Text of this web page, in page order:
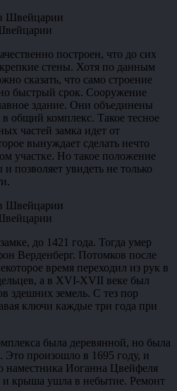
построен, что до сих
стены. Хотя по данным
сказать, что само строение
быстрый срок. Сооружение
здание. Они объединены
общий комплекс. Такое тесное
частей замка идет от
вынуждает сделать нечто
участке. Но такое положение
позволяет увидеть не только
до 1421 года. Тогда умер
Верденберг. Потомков после
время переходил из рук в
а в XVI-XVII веке был
здешних земель. С тез пор
ключи каждые три года при
была деревянной, но была
Это произошло в 1695 году, и
наместника Иоганна Цвейфеля
и крыша ушла в небытие. Ремонт